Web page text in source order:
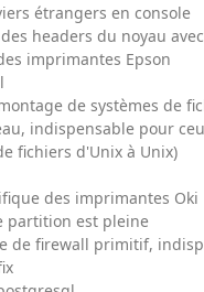
étrangers en console
headers du noyau
imprimantes Epson
de systèmes de
indispensable pour
fichiers d'Unix à Unix)
des imprimantes Oki
partition est pleine
de firewall primitif,